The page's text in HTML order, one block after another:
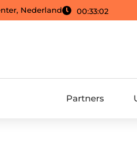
Nederland 00:33:03
Partners